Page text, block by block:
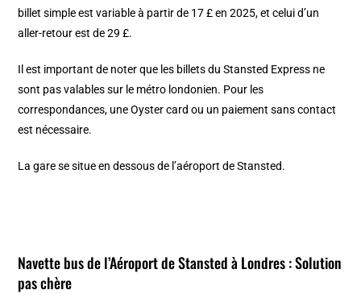
billet simple est variable à partir de 17 £ en 2025, et celui d’un
aller-retour est de 29 £.
Il est important de noter que les billets du Stansted Express ne
sont pas valables sur le métro londonien. Pour les
correspondances, une Oyster card ou un paiement sans contact
est nécessaire.
La gare se situe en dessous de l’aéroport de Stansted.
Navette bus de l’Aéroport de Stansted à Londres : Solution
pas chère